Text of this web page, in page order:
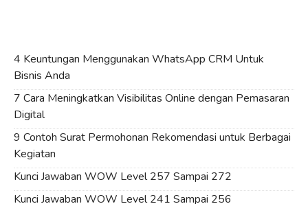
4 Keuntungan Menggunakan WhatsApp CRM Untuk
Bisnis Anda
7 Cara Meningkatkan Visibilitas Online dengan Pemasaran
Digital
9 Contoh Surat Permohonan Rekomendasi untuk Berbagai
Kegiatan
Kunci Jawaban WOW Level 257 Sampai 272
Kunci Jawaban WOW Level 241 Sampai 256